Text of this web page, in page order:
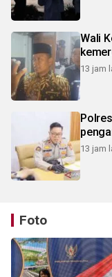
Wali
13 jam
13 jam
Foto